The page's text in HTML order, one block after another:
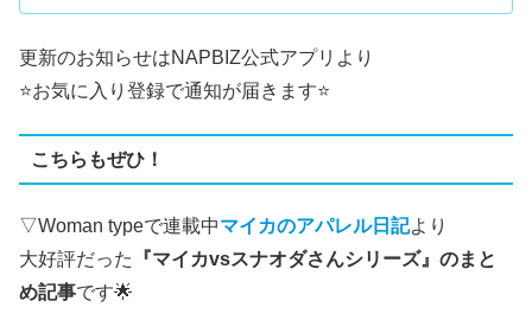
更新のお知らせはNAPBIZ公式アプリより
⭐️お気に入り登録で通知が届きます⭐️
こちらもぜひ！
▽Woman typeで連載中マイカのアパレル日記より
大好評だった
『マイカvsスナオダさんシリーズ』のまと
め記事です🌟